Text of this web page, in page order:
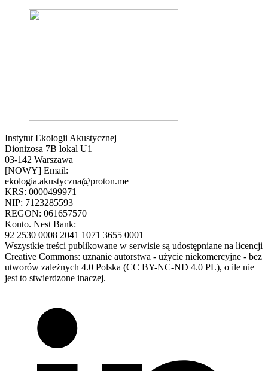
Instytut Ekologii Akustycznej
Dionizosa 7B lokal U1
03-142 Warszawa
[NOWY] Email:
ekologia.akustyczna@proton.me
KRS: 0000499971
NIP: 7123285593
REGON: 061657570
Konto. Nest Bank:
92 2530 0008 2041 1071 3655 0001
Wszystkie treści publikowane w serwisie są udostępniane na licencji
Creative Commons: uznanie autorstwa - użycie niekomercyjne - bez
utworów zależnych 4.0 Polska (CC BY-NC-ND 4.0 PL), o ile nie
jest to stwierdzone inaczej.